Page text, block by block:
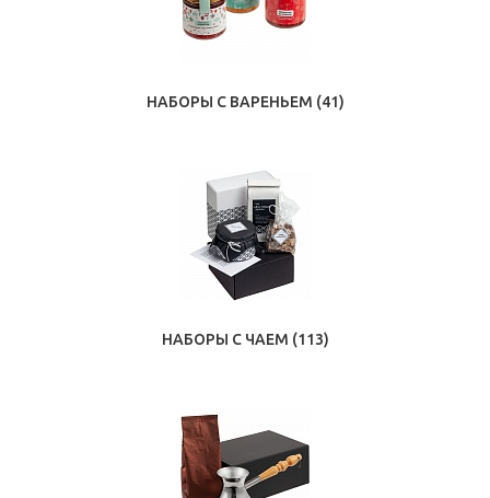
НАБОРЫ С ВАРЕНЬЕМ (41)
НАБОРЫ С ЧАЕМ (113)